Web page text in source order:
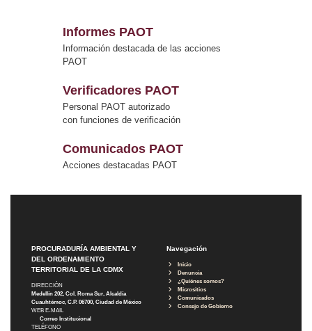
Informes PAOT
Información destacada de las acciones
PAOT
Verificadores PAOT
Personal PAOT autorizado
con funciones de verificación
Comunicados PAOT
Acciones destacadas PAOT
PROCURADURÍA AMBIENTAL Y
DEL ORDENAMIENTO
TERRITORIAL DE LA CDMX
DIRECCIÓN
Medellín 202, Col. Roma Sur, Alcaldía
Cuauhtémoc, C.P. 06700, Ciudad de México
WEB E-MAIL
Correo Institucional
TELÉFONO
Navegación
Inicio
Denuncia
¿Quiénes somos?
Micrositios
Comunicados
Consejo de Gobierno